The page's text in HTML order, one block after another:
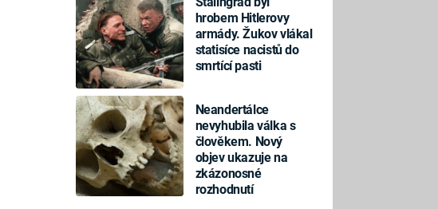
hrobem Hitlerovy
armády. Žukov vlákal
statisíce nacistů do
smrtící pasti
Neandertálce
nevyhubila válka s
člověkem. Nový
objev ukazuje na
zkázonosné
rozhodnutí